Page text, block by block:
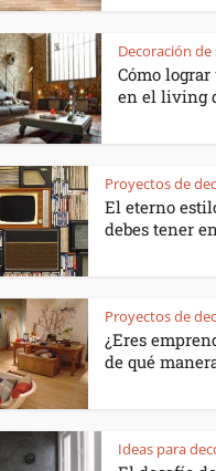
Decoración de
Cómo
en el living
Proyectos de
El eterno
debes tener
Proyectos de
¿Eres
de qué
Ideas para